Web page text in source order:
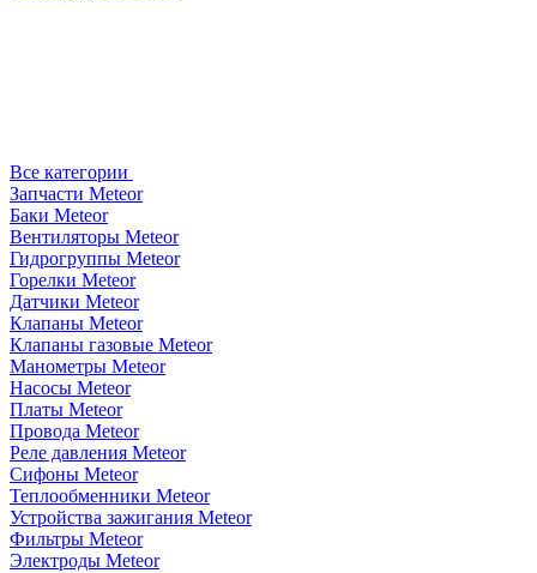
Все категории
Запчасти Meteor
Баки Meteor
Вентиляторы Meteor
Гидрогруппы Meteor
Горелки Meteor
Датчики Meteor
Клапаны Meteor
Клапаны газовые Meteor
Манометры Meteor
Насосы Meteor
Платы Meteor
Провода Meteor
Реле давления Meteor
Сифоны Meteor
Теплообменники Meteor
Устройства зажигания Meteor
Фильтры Meteor
Электроды Meteor